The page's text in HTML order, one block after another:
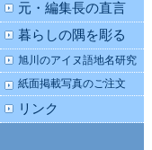
元・編集長の直言
暮らしの隅を彫る
旭川のアイヌ語地名研究
紙面掲載写真のご注文
リンク